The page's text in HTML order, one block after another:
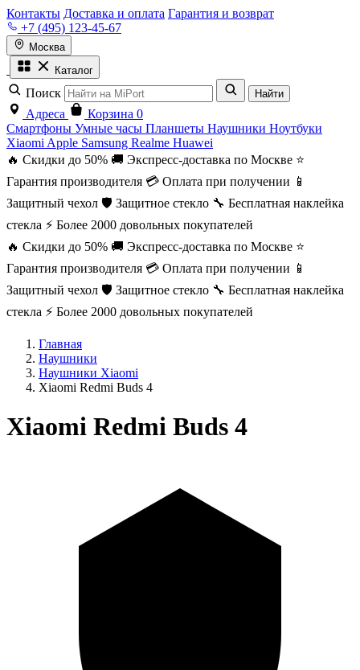
Контакты Доставка и оплата Гарантия и возврат
+7 (495) 123-45-67
Москва
Каталог
Поиск Найти
Адреса Корзина 0
Смартфоны Умные часы Планшеты Наушники Ноутбуки
Xiaomi Apple Samsung Realme Huawei
🔥 Скидки до 50% 🚚 Экспресс-доставка по Москве ⭐
Гарантия производителя 💳 Оплата при получении 📱
Защитный чехол 🛡️ Защитное стекло 🔧 Бесплатная наклейка
стекла ⚡ Более 2000 довольных покупателей
🔥 Скидки до 50% 🚚 Экспресс-доставка по Москве ⭐
Гарантия производителя 💳 Оплата при получении 📱
Защитный чехол 🛡️ Защитное стекло 🔧 Бесплатная наклейка
стекла ⚡ Более 2000 довольных покупателей
Главная
Наушники
Наушники Xiaomi
Xiaomi Redmi Buds 4
Xiaomi Redmi Buds 4